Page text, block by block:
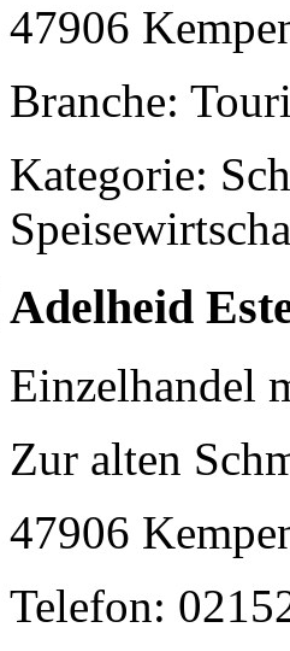
47906
Branche:
Kategorie:
Adelheid
Einzelhandel
Zur alten
47906
Telefon: